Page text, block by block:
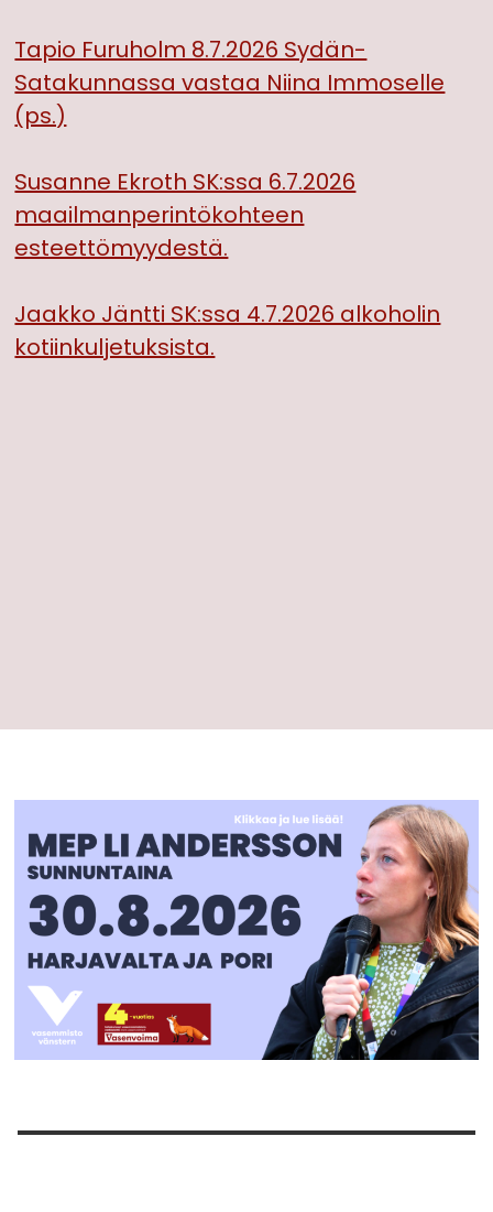
Tapio Furuholm 8.7.2026 Sydän-
Satakunnassa vastaa Niina Immoselle
(ps.)
Susanne Ekroth SK:ssa 6.7.2026
maailmanperintökohteen
esteettömyydestä.
Jaakko Jäntti SK:ssa 4.7.2026 alkoholin
kotiinkuljetuksista.